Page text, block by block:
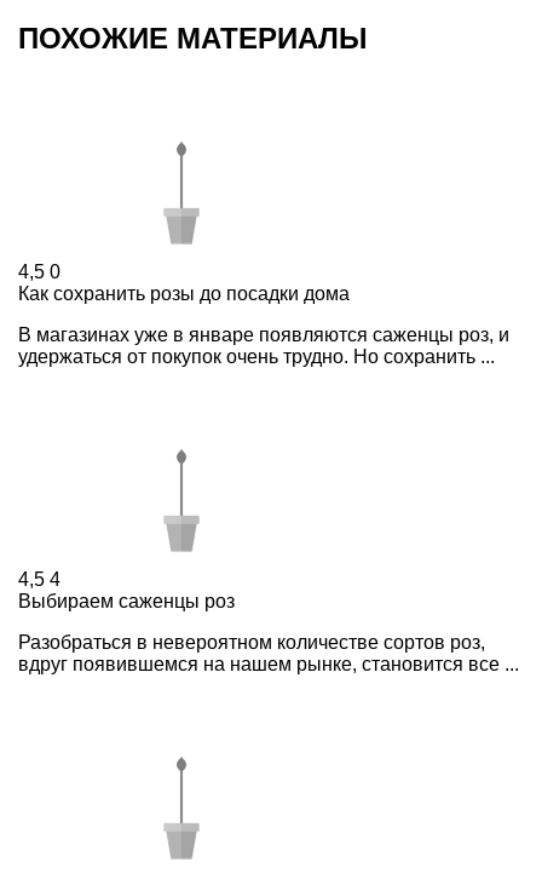
ПОХОЖИЕ МАТЕРИАЛЫ
4,5 0
Как сохранить розы до посадки дома
В магазинах уже в январе появляются саженцы роз, и
удержаться от покупок очень трудно. Но сохранить ...
4,5 4
Выбираем саженцы роз
Разобраться в невероятном количестве сортов роз,
вдруг появившемся на нашем рынке, становится все ...